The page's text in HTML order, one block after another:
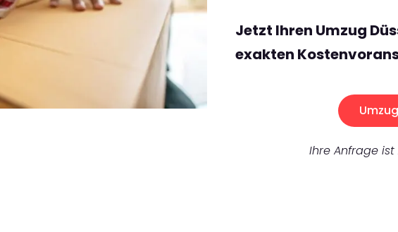
Jetzt Ihren Umzug
exakten
Ihre Anfrage ist